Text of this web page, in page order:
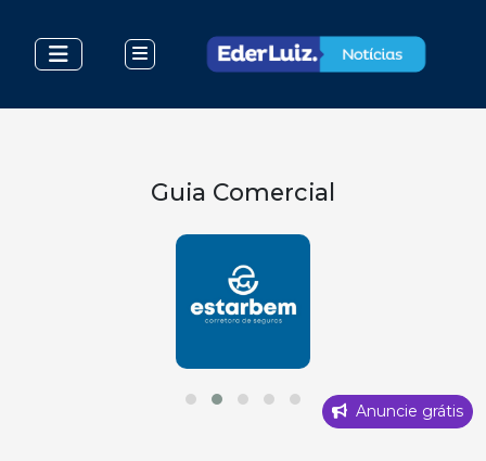
Guia Comercial
Anuncie grátis